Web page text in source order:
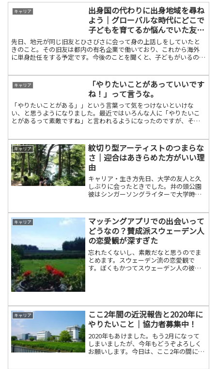
キャリア
出身国の代わりに出身地域を尋ね
よう｜グローバルな時代にどこで
子どもを育てるか悩んでいた友人
と考えたこと
先日、地元が同じ旧友とひさびさに会って身の上話しをしていたと
きのこと。その旧友は都内の有名企業で働いており、これから海外
に単身赴任をする予定です。今後のことを聞くと、子どもがいるので
キャリア
「やりたいことがあっていいです
ね！」って言うな。
「やりたいことがある」」という言葉って気をつけないといけな
い、と思うようになりました。最近ではいろんな人に「やりたいこ
とがあるって素敵ですね」と言われるようになったのですが、それ
キャリア
紋切り型アーティストのつまらな
さ｜迎合はあきらめた方がいい理
由
キャリア・生き方先日、大学の友人と久
しぶりに会ったときでした。井の頭公園
彼はシンガーソングライターで大学時代
海外にいたので東京でライブにいくのは
初めてでした。あいにくバ...
キャリア
マッチングアプリでの出会いって
どうなの？賛成派スウェーデン人
の恋愛観が深すぎた
忘れたくないし、素敵だなと思うのでま
とめます。スウェーデン流の恋愛観で
す。ぼくもかつてスウェーデン人の彼女
キャリア
ここ2年間の近況報告と2020年に
やりたいこと｜協力者募集中！
2020年もあけました。もう2月になって
しまいましたが、今年もどうぞよろしく
お願いします。今日は、ここ2年の間に僕